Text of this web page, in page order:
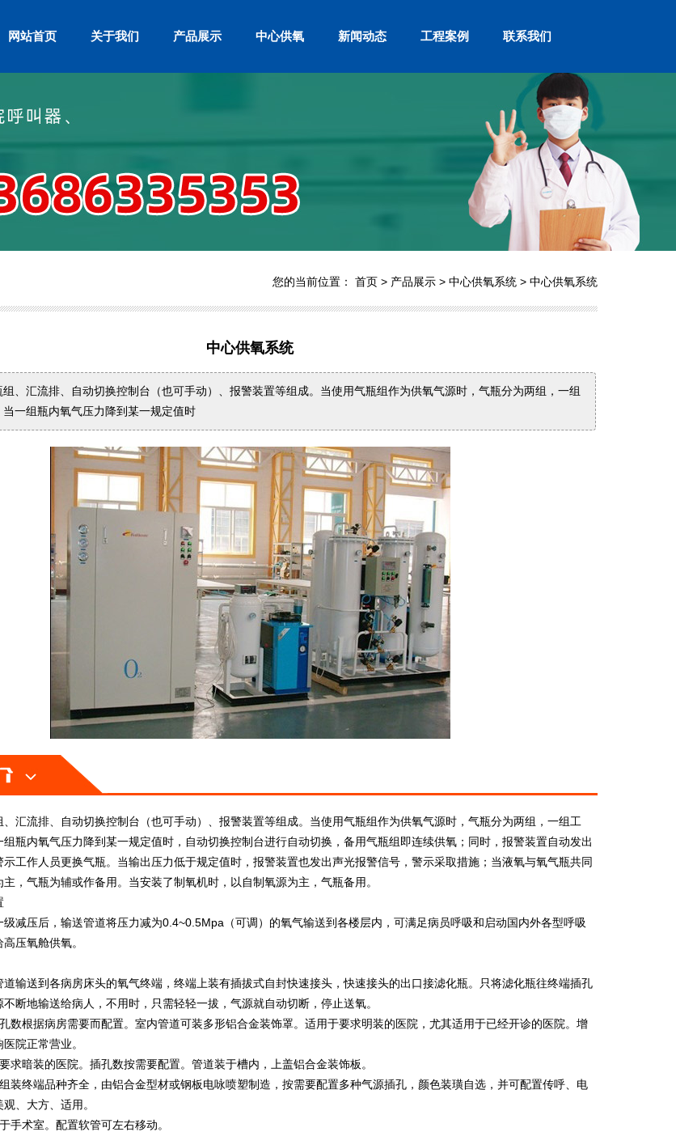
网站首页 关于我们 产品展示 中心供氧 新闻动态 工程案例 联系我们
您的当前位置： 首页 > 产品展示 > 中心供氧系统 > 中心供氧系统
中心供氧系统
、汇流排、自动切换控制台（也可手动）、报警装置等组成。当使用气瓶组作为供氧气源时，气瓶分为两组，一组
一组瓶内氧气压力降到某一规定值时
汇流排、自动切换控制台（也可手动）、报警装置等组成。当使用气瓶组作为供氧气源时，气瓶分为两组，一组工
瓶内氧气压力降到某一规定值时，自动切换控制台进行自动切换，备用气瓶组即连续供氧；同时，报警装置自动发出
工作人员更换气瓶。当输出压力低于规定值时，报警装置也发出声光报警信号，警示采取措施；当液氧与氧气瓶共同
，气瓶为辅或作备用。当安装了制氧机时，以自制氧源为主，气瓶备用。
减压后，输送管道将压力减为0.4~0.5Mpa（可调）的氧气输送到各楼层内，可满足病员呼吸和启动国内外各型呼吸
压氧舱供氧。
输送到各病房床头的氧气终端，终端上装有插拔式自封快速接头，快速接头的出口接滤化瓶。只将滤化瓶往终端插孔
断地输送给病人，不用时，只需轻轻一拔，气源就自动切断，停止送氧。
数根据病房需要而配置。室内管道可装多形铝合金装饰罩。适用于要求明装的医院，尤其适用于已经开诊的医院。增
院正常营业。
求暗装的医院。插孔数按需要配置。管道装于槽内，上盖铝合金装饰板。
装终端品种齐全，由铝合金型材或钢板电咏喷塑制造，按需要配置多种气源插孔，颜色装璜自选，并可配置传呼、电
、大方、适用。
手术室。配置软管可左右移动。